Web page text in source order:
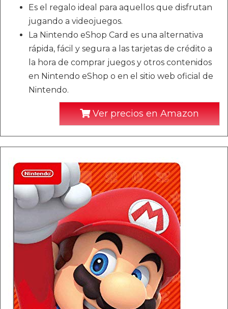
Es el regalo ideal para aquellos que disfrutan
jugando a videojuegos.
La Nintendo eShop Card es una alternativa
rápida, fácil y segura a las tarjetas de crédito a
la hora de comprar juegos y otros contenidos
en Nintendo eShop o en el sitio web oficial de
Nintendo.
Ver precios en Amazon